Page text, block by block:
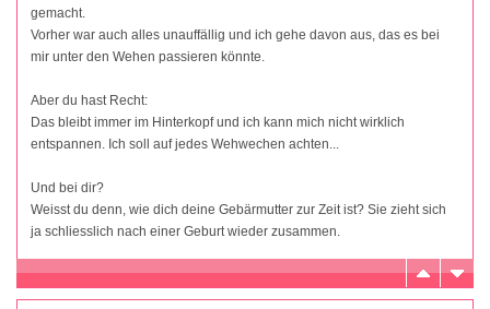
gemacht.
Vorher war auch alles unauffällig und ich gehe davon aus, das es bei
mir unter den Wehen passieren könnte.
Aber du hast Recht:
Das bleibt immer im Hinterkopf und ich kann mich nicht wirklich
entspannen. Ich soll auf jedes Wehwechen achten...
Und bei dir?
Weisst du denn, wie dich deine Gebärmutter zur Zeit ist? Sie zieht sich
ja schliesslich nach einer Geburt wieder zusammen.